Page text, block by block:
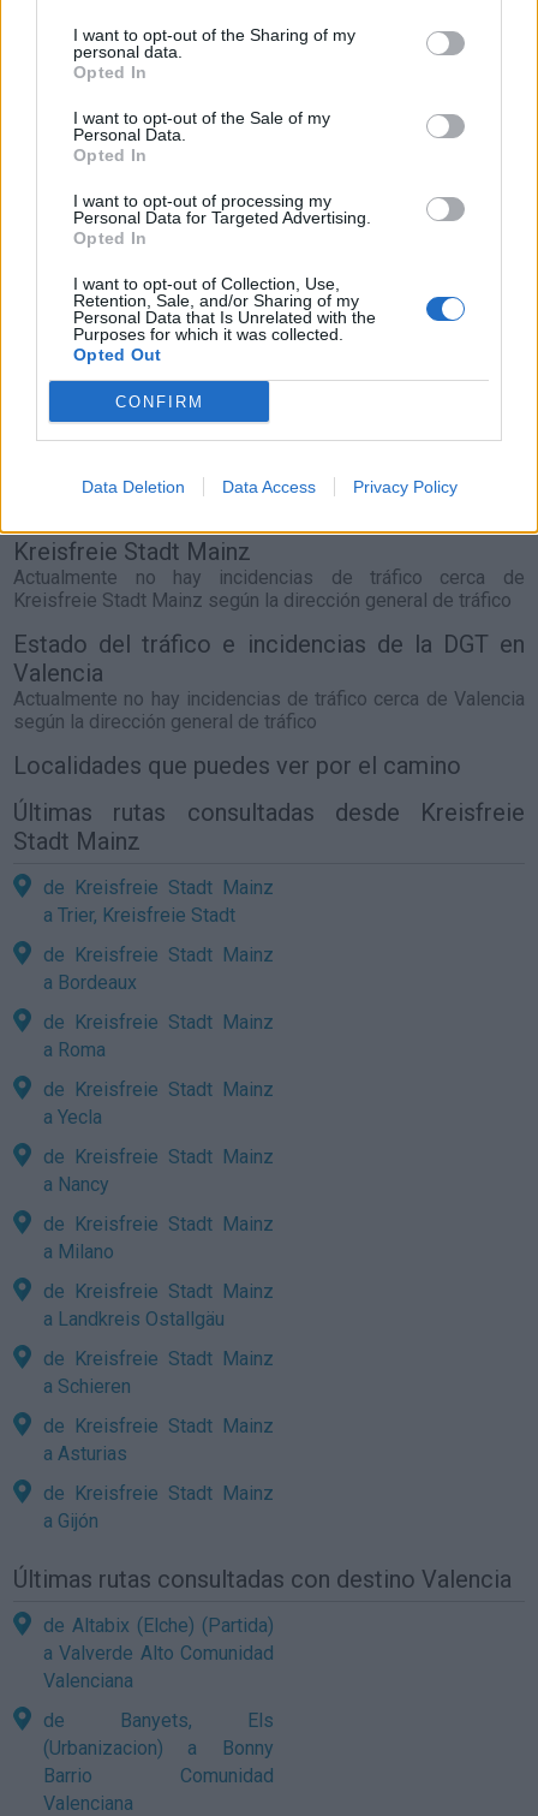
I want to opt-out of the Sharing of my
personal data.
Opted In
I want to opt-out of the Sale of my
Personal Data.
Opted In
I want to opt-out of processing my
Personal Data for Targeted Advertising.
Opted In
I want to opt-out of Collection, Use,
Retention, Sale, and/or Sharing of my
Personal Data that Is Unrelated with the
Purposes for which it was collected.
Opted Out
CONFIRM
Data Deletion Data Access Privacy Policy
Resumen de datos de la ruta entre Kreisfreie
Stadt Mainz y Valencia
Tipo de
combustible
Precio
por litro
Gasto
5l/100km
Gasto
7l/100km
Gasto
10l/100km
0,00€
0,00€
Gasolina 98
0,00€ 82l.-
0,00€
114l.-
0,00€
164l.-
Gasoil
0,00€ 82l.-114l.-164l.-
Bio diesel
0,00€ 82l.-114l.-164l.-
Kreisfreie Stadt Mainz
Actualmente no hay incidencias de tráfico cerca de
Kreisfreie Stadt Mainz según la dirección general de tráfico
Estado del tráfico e incidencias de la DGT en
Valencia
Actualmente no hay incidencias de tráfico cerca de Valencia
según la dirección general de tráfico
Localidades que puedes ver por el camino
Últimas rutas consultadas desde Kreisfreie
Stadt Mainz
de Kreisfreie Stadt Mainz
a Trier, Kreisfreie Stadt
de Kreisfreie Stadt Mainz
a Bordeaux
de Kreisfreie Stadt Mainz
a Roma
de Kreisfreie Stadt Mainz
a Yecla
de Kreisfreie Stadt Mainz
a Nancy
de Kreisfreie Stadt Mainz
a Milano
de Kreisfreie Stadt Mainz
a Landkreis Ostallgäu
de Kreisfreie Stadt Mainz
a Schieren
de Kreisfreie Stadt Mainz
a Asturias
de Kreisfreie Stadt Mainz
a Gijón
Últimas rutas consultadas con destino Valencia
de Altabix (Elche) (Partida)
a Valverde Alto Comunidad
Valenciana
de Banyets, Els
(Urbanizacion) a Bonny
Barrio Comunidad
Valenciana